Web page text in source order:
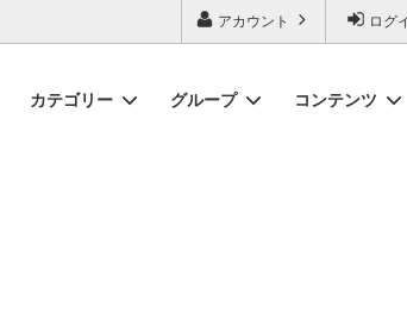
ログ
アカウント
カテゴリー グループ コンテンツ